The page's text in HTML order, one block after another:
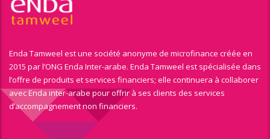
Enda Tamweel est une société anonyme de microfinance créée en
2015 par l’ONG Enda Inter-arabe. Enda Tamweel est spécialisée dans
l’offre de produits et services financiers; elle continuera à collaborer
avec Enda inter-arabe pour offrir à ses clients des services
d’accompagnement non financiers.